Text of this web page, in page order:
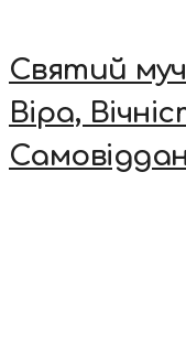
Святий
Віра,